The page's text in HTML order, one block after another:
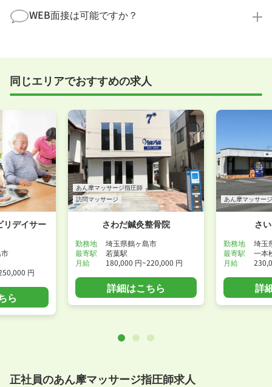
ださい！
まで、一からサポートいたします。「転職を考え始め
たばかり」「何から始めればいいか分からない」とい
WEB面接は可能ですか？
すめしていますが、企業様によってはWEB面接を導入
事前に確認することは可能ですので、お気軽にお申し
付けください！
同じエリアでおすすめの求人
リデイサー
円
ら
あん摩マッサージ指圧師
訪問マッサージ
さわだ鍼灸整骨院
勤務地
埼玉県鶴ヶ島市
最寄駅
若葉駅
月給
180,000 円~220,000 円
詳細はこちら
あん摩マッサー
さ
勤務地
埼玉
最寄駅
一本
月給
詳
正社員のあん摩マッサージ指圧師求人